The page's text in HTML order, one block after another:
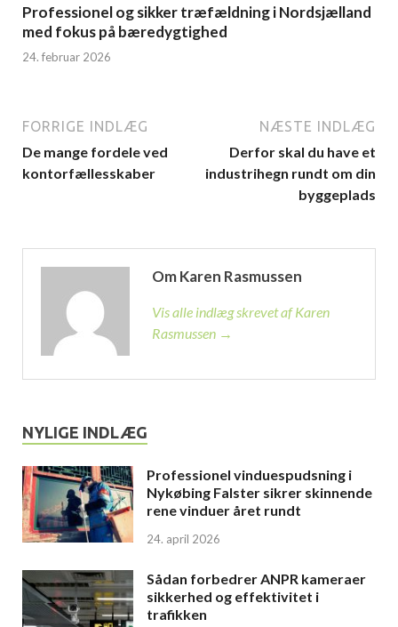
Professionel og sikker træfældning i Nordsjælland
med fokus på bæredygtighed
24. februar 2026
FORRIGE INDLÆG
De mange fordele ved
kontorfællesskaber
NÆSTE INDLÆG
Derfor skal du have et
industrihegn rundt om din
byggeplads
Om Karen Rasmussen
Vis alle indlæg skrevet af Karen
Rasmussen →
NYLIGE INDLÆG
Professionel vinduespudsning i
Nykøbing Falster sikrer skinnende
rene vinduer året rundt
24. april 2026
Sådan forbedrer ANPR kameraer
sikkerhed og effektivitet i
trafikken